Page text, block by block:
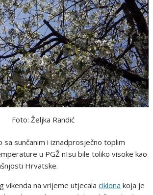
Foto: Željka Randić
sa sunčanim i iznadprosječno toplim
u PGŽ nIsu bile toliko visoke kao
Hrvatske.
vikenda na vrijeme utjecalaciklona koja je